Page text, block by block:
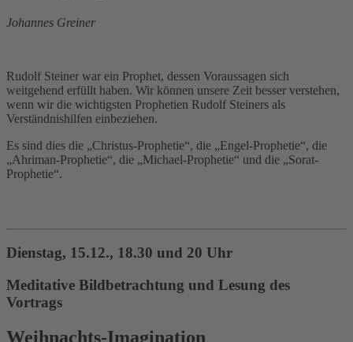
Johannes Greiner
Rudolf Steiner war ein Prophet, dessen Voraussagen sich
weitgehend erfüllt haben. Wir können unsere Zeit besser verstehen,
wenn wir die wichtigsten Prophetien Rudolf Steiners als
Verständnishilfen einbeziehen.
Es sind dies die „Christus-Prophetie“, die „Engel-Prophetie“, die
„Ahriman-Prophetie“, die „Michael-Prophetie“ und die „Sorat-
Prophetie“.
Dienstag, 15.12., 18.30 und 20 Uhr
Meditative Bildbetrachtung und Lesung des
Vortrags
Weihnachts-Imagination